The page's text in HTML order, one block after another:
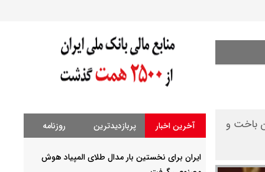
باخت و آخرین اخبار پربازدیدترین روزنامه
ایران برای نخستین بار مدال طلای المپیاد هوش